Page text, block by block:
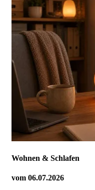
Wohnen & Schlafen
vom 06.07.2026